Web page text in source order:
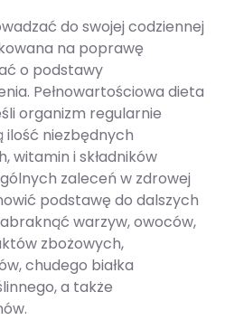
do swojej codziennej
na poprawę
o podstawy
Pełnowartościowa dieta
organizm regularnie
ilość niezbędnych
witamin i składników
zaleceń w zdrowej
podstawę do dalszych
warzyw, owoców,
zbożowych,
chudego białka
a także